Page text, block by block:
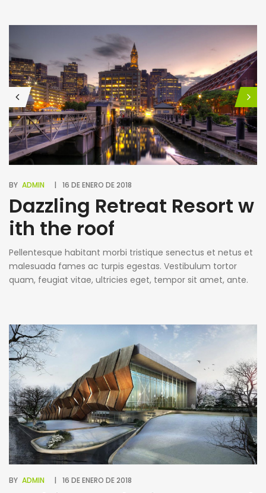
erat wisi, condimentum sed, commodo [...]
BY ADMIN 16 DE ENERO DE 2018
Dazzling Retreat Resort w
ith the roof
Pellentesque habitant morbi tristique senectus et netus et
malesuada fames ac turpis egestas. Vestibulum tortor
quam, feugiat vitae, ultricies eget, tempor sit amet, ante.
erat wisi, condimentum sed, commodo [...]
BY ADMIN 16 DE ENERO DE 2018